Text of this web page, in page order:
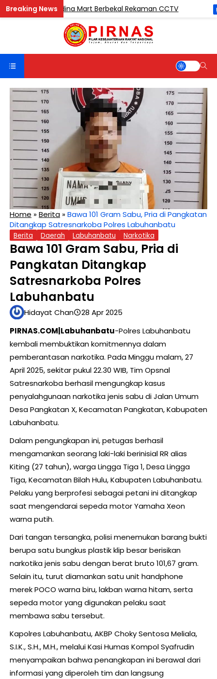
di Madina Mart Berbekal Rekaman CCTV
Home »Berita »Bawa 101 Gram Sabu, Pria di Pangkatan
Ditangkap Satresnarkoba Polres Labuhanbatu
Berita Daerah Labuhanbatu Narkotika
Bawa 101 Gram Sabu, Pria di
Pangkatan Ditangkap
Satresnarkoba Polres
Labuhanbatu
Hidayat Chan
28 Apr 2025
PIRNAS.COM|Labuhanbatu-Polres Labuhanbatu
kembali membuktikan komitmennya dalam
pemberantasan narkotika. Pada Minggu malam, 27
April 2025, sekitar pukul 22.30 WIB, Tim Opsnal
Satresnarkoba berhasil mengungkap kasus
penyalahgunaan narkotika jenis sabu di Jalan Umum
Desa Pangkatan X, Kecamatan Pangkatan, Kabupaten
Labuhanbatu.
Dalam pengungkapan ini, petugas berhasil
mengamankan seorang laki-laki berinisial RR alias
Kiting (27 tahun), warga Lingga Tiga 1, Desa Lingga
Tiga, Kecamatan Bilah Hulu, Kabupaten Labuhanbatu.
Pelaku yang berprofesi sebagai petani ini ditangkap
saat mengendarai sepeda motor Yamaha Xeon
warna putih.
Dari tangan tersangka, polisi menemukan barang bukti
berupa satu bungkus plastik klip besar berisikan
narkotika jenis sabu dengan berat bruto 101,67 gram.
Selain itu, turut diamankan satu unit handphone
merek POCO warna biru, lakban warna hitam, serta
sepeda motor yang digunakan pelaku saat
membawa sabu tersebut.
Kapolres Labuhanbatu, AKBP Choky Sentosa Meliala,
S.I.K., S.H., M.H., melalui Kasi Humas Kompol Syafrudin
menyampaikan bahwa penangkapan ini berawal dari
informasi yang diperoleh tim dan langsung